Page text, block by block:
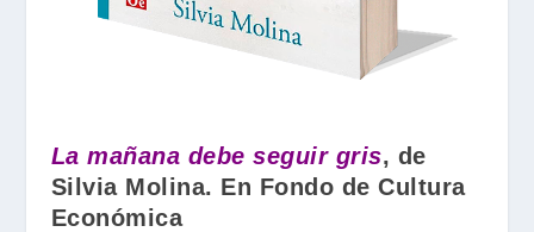
La mañana debe seguir gris, de
Silvia Molina. En Fondo de Cultura
Económica